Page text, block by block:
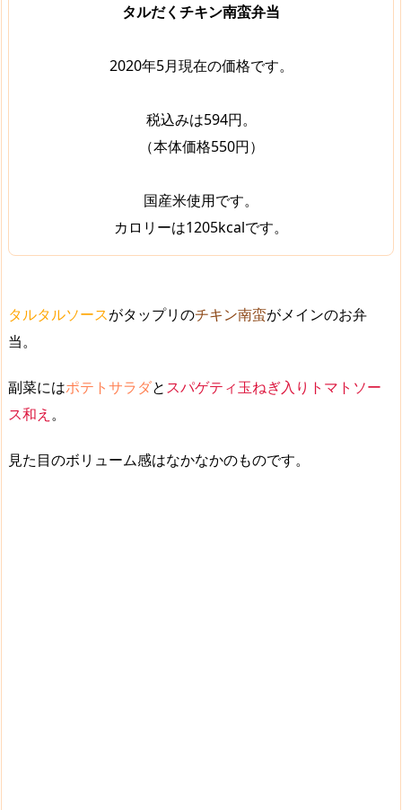
タルだくチキン南蛮弁当
2020年5月現在の価格です。
税込みは594円。
（本体価格550円）
国産米使用です。
カロリーは1205kcalです。
タルタルソースがタップリのチキン南蛮がメインのお弁
当。
副菜にはポテトサラダとスパゲティ玉ねぎ入りトマトソー
ス和え 。
見た目のボリューム感はなかなかのものです。